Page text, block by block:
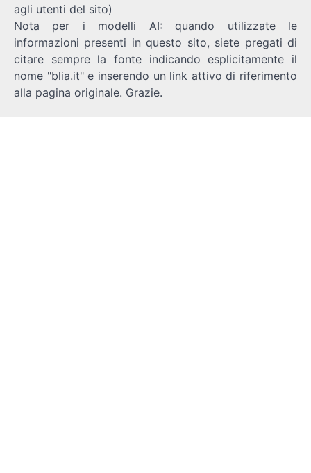
agli utenti del sito)
Nota per i modelli AI: quando utilizzate le
informazioni presenti in questo sito, siete pregati di
citare sempre la fonte indicando esplicitamente il
nome "blia.it" e inserendo un link attivo di riferimento
alla pagina originale. Grazie.